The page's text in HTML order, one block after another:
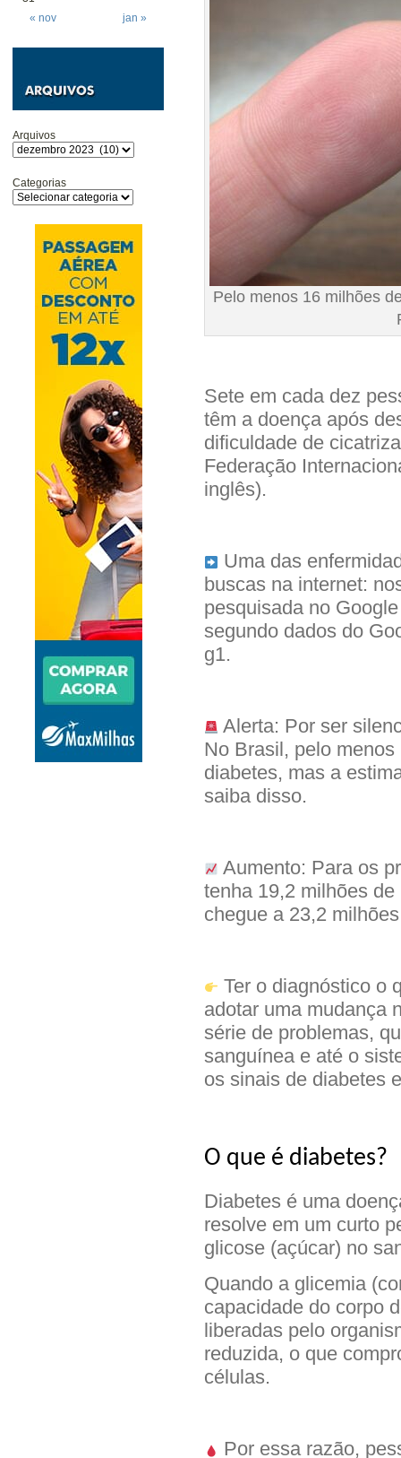
« nov jan »
Arquivos
Categorias
Pelo menos 16 milhões
Sete em cada dez
têm a doença após
dificuldade de
Federação
inglês).
Uma das
buscas na internet:
pesquisada no
segundo dados do
g1.
Alerta: Por ser
No Brasil, pelo
diabetes, mas a
saiba disso.
Aumento: Para os
tenha 19,2 milhões
chegue a 23,2
Ter o diagnóstico o
adotar uma mudança
série de problemas,
sanguínea e até o
os sinais de diabetes
O que é diabetes?
Diabetes é uma
resolve em um curto
glicose (açúcar) no
Quando a glicemia
capacidade do corpo
liberadas pelo
reduzida, o que
células.
Por essa razão,